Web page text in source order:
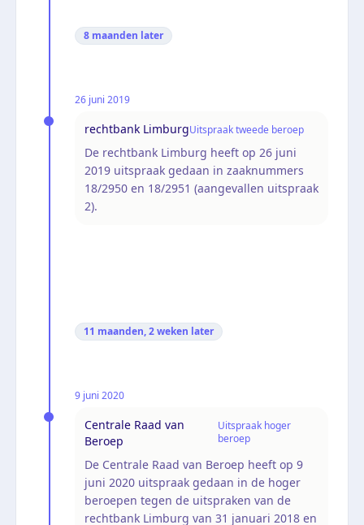
8 maanden later
26 juni 2019
rechtbank LimburgUitspraak tweede beroep
De rechtbank Limburg heeft op 26 juni
2019 uitspraak gedaan in zaaknummers
18/2950 en 18/2951 (aangevallen uitspraak
2).
11 maanden, 2 weken later
9 juni 2020
Centrale Raad van
Beroep
Uitspraak hoger
beroep
De Centrale Raad van Beroep heeft op 9
juni 2020 uitspraak gedaan in de hoger
beroepen tegen de uitspraken van de
rechtbank Limburg van 31 januari 2018 en